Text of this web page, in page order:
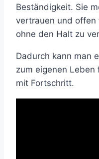
Beständigkeit. Sie
vertrauen und offen
ohne den Halt zu
Dadurch kann man
zum eigenen
mit Fortschritt.